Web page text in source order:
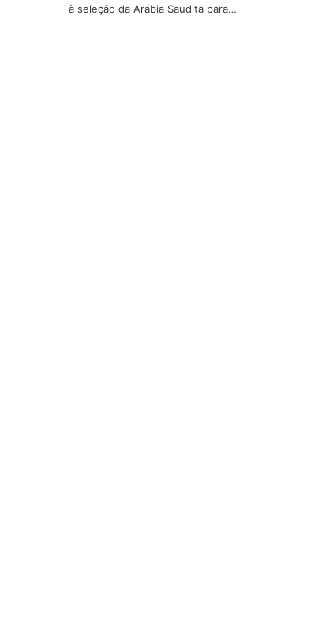
à seleção da Arábia Saudita para…